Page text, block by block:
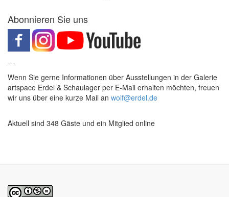
Abonnieren Sie uns
---
Wenn Sie gerne Informationen über Ausstellungen in der Galerie
artspace Erdel & Schaulager per E-Mail erhalten möchten, freuen
wir uns über eine kurze Mail an wolf@erdel.de
Aktuell sind 348 Gäste und ein Mitglied online